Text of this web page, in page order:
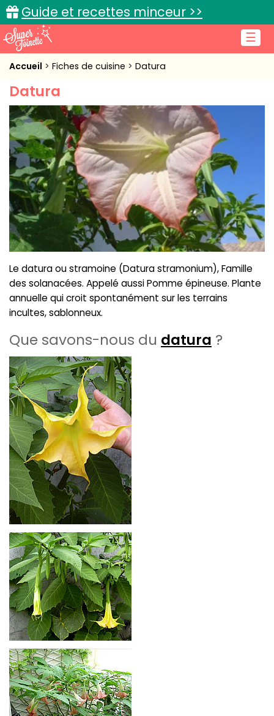
☰
Guide et recettes minceur >>
Accueil
Recettes de cuisine
Cuisine pratique
L'actu cuisine
Connexion
Accueil Fiches de cuisine Datura
Datura
Le datura ou stramoine (Datura stramonium), Famille
des solanacées. Appelé aussi Pomme épineuse. Plante
annuelle qui croit spontanément sur les terrains
incultes, sablonneux.
Que savons-nous du datura ?